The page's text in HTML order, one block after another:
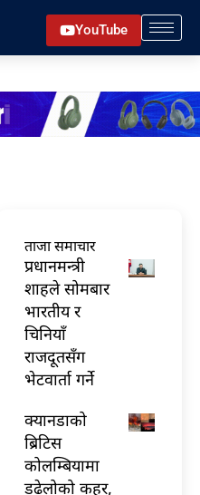
YouTube
ताजा समाचार
प्रधानमन्त्री
शाहले सोमबार
भारतीय र
चिनियाँ
राजदूतसँग
भेटवार्ता गर्ने
क्यानडाको
ब्रिटिस
कोलम्बियामा
डढेलोको कहर,